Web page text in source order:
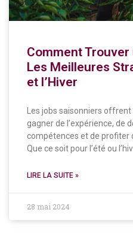
Comment
Les Meilleures
et l’Hiver
Les jobs saisonniers
gagner de l’expérience, de
compétences et de profiter
Que ce soit pour l’été ou
LIRE LA SUITE »
28 mai 2024